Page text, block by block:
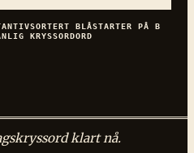
SORTERT BLÅSTARTER PÅB
KRYSSORDORD
klart nå.